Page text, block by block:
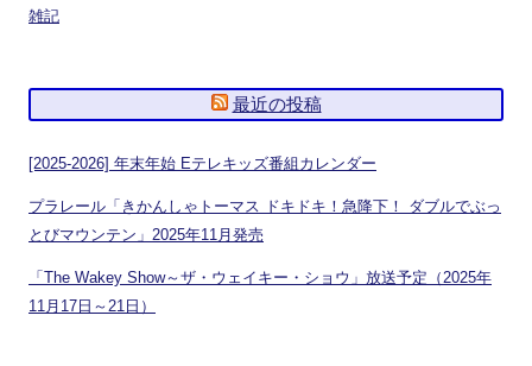
雑記
最近の投稿
[2025-2026] 年末年始 Eテレキッズ番組カレンダー
プラレール「きかんしゃトーマス ドキドキ！急降下！ ダブルでぶっ
とびマウンテン」2025年11月発売
「The Wakey Show～ザ・ウェイキー・ショウ」放送予定（2025年
11月17日～21日）